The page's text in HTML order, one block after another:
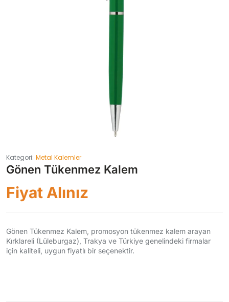
Kategori: Metal Kalemler
Gönen Tükenmez Kalem
Fiyat Alınız
Gönen Tükenmez Kalem, promosyon tükenmez kalem arayan
Kırklareli (Lüleburgaz), Trakya ve Türkiye genelindeki firmalar
için kaliteli, uygun fiyatlı bir seçenektir.